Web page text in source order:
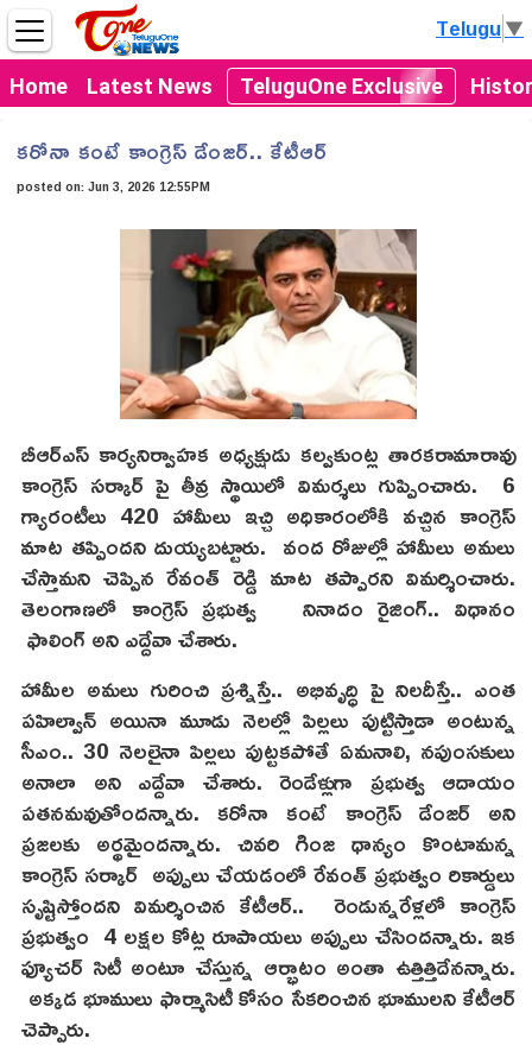
Home Latest News TeluguOne Exclusive
Telugu▼
కరోనా కంటే కాంగ్రెస్ డేంజర్.. కేటీఆర్
posted on:Jun 3, 2026 12:55PM
బీఆర్ఎస్ కార్యనిర్వాహక అధ్యక్షుడు కల్వకుంట్ల తారకరామారావు
కాంగ్రెస్ సర్కార్ పై తీవ్ర స్థాయిలో విమర్శలు గుప్పించారు. 6
గ్యారంటీలు 420 హామీలు ఇచ్చి అధికారంలోకి వచ్చిన కాంగ్రెస్
మాట తప్పిందని దుయ్యబట్టారు. వంద రోజుల్లో హామీలు అమలు
చేస్తామని చెప్పిన రేవంత్ రెడ్డి మాట తప్పారని విమర్శించారు.
తెలంగాణలో కాంగ్రెస్ ప్రభుత్వ నినాదం రైజింగ్.. విధానం
ఫాలింగ్ అని ఎద్దేవా చేశారు.
హామీల అమలు గురించి ప్రశ్నిస్తే.. అభివృద్ధి పై నిలదీస్తే.. ఎంత
పహిల్వాన్ అయినా మూడు నెలల్లో పిల్లలు పుట్టిస్తాడా అంటున్న
సీఎం.. 30 నెలలైనా పిల్లలు పుట్టకపోతే ఏమనాలి, నపుంసకులు
అనాలా అని ఎద్దేవా చేశారు. రెండేళ్లుగా ప్రభుత్వ ఆదాయం
పతనమవుతోందన్నారు. కరోనా కంటే కాంగ్రెస్ డేంజర్ అని
ప్రజలకు అర్థమైందన్నారు. చివరి గింజ ధాన్యం కొంటామన్న
కాంగ్రెస్ సర్కార్ అప్పులు చేయడంలో రేవంత్ ప్రభుత్వం రికార్డులు
సృష్టిస్తోందని విమర్శించిన కేటీఆర్.. రెండున్నరేళ్లలో కాంగ్రెస్
ప్రభుత్వం 4 లక్షల కోట్ల రూపాయలు అప్పులు చేసిందన్నారు. ఇక
ఫ్యూచర్ సిటీ అంటూ చేస్తున్న ఆర్భాటం అంతా ఉత్తిత్తిదేనన్నారు.
అక్కడ భూములు ఫార్మాసిటీ కోసం సేకరించిన భూములని కేటీఆర్
చెప్పారు.